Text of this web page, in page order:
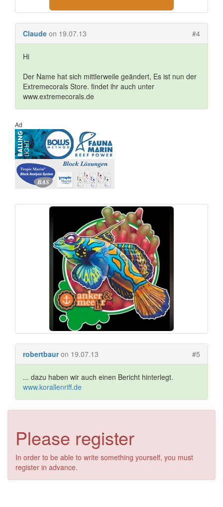
Claude on 19.07.13 #4
Hi
Der Name hat sich mittlerweile geändert, Es ist nun der
Extremecorals Store. findet ihr auch unter
www.extremecorals.de
Ad
robertbaur on 19.07.13 #5
... dazu haben wir auch einen Bericht hinterlegt.
www.korallenriff.de
Please register
In order to be able to write something yourself, you must
register in advance.